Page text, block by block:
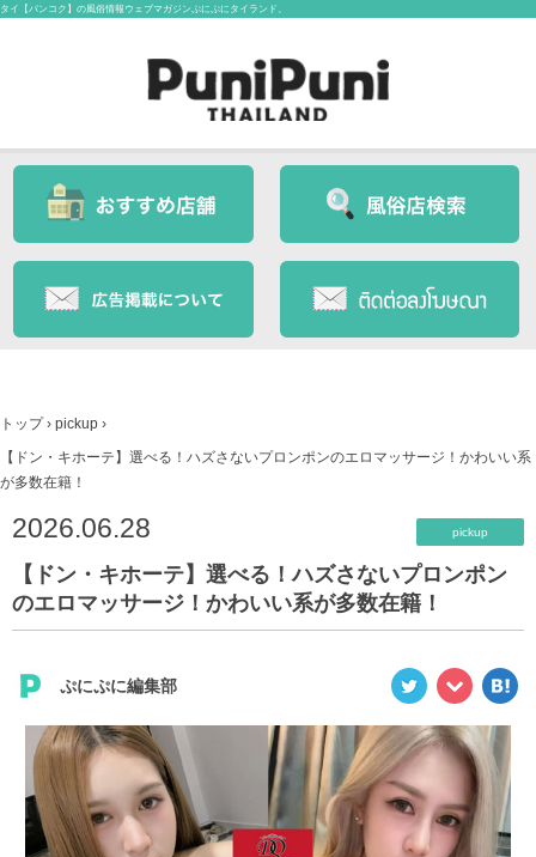
タイ【バンコク】の風俗情報ウェブマガジンぷにぷにタイランド。
トップ › pickup ›
【ドン・キホーテ】選べる！ハズさないプロンポンのエロマッサージ！かわいい系
が多数在籍！
2026.06.28 pickup
【ドン・キホーテ】選べる！ハズさないプロンポン
のエロマッサージ！かわいい系が多数在籍！
ぷにぷに編集部